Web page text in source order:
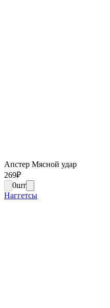
Апстер Мясной удар
269₽
0шт
Наггетсы